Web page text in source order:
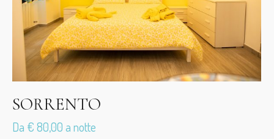
SORRENTO
Da € 80,00 a notte